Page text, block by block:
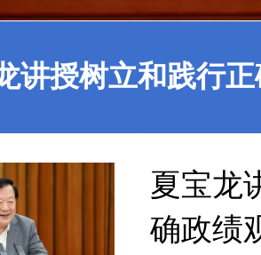
讲授树立和践行
夏宝龙
确政绩